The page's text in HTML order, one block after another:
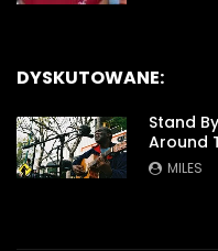
DYSKUTOWANE:
Stand
Around
MILES